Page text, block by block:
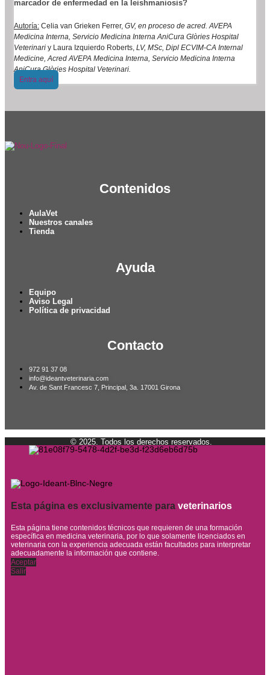
marcador de enfermedad en la leishmaniosis?
Autoría: Celia van Grieken Ferrer, GV, en proceso de acred. AVEPA
Medicina Interna, Servicio Medicina Interna AniCura Glòries Hospital
Veterinari y Laura Izquierdo Roberts, LV, MSc, Dipl ECVIM-CA Internal
Medicine, Acred AVEPA Medicina Interna, Servicio Medicina Interna
AniCura Glòries Hospital Veterinari.
Entra aquí
Contenidos
AulaVet
Nuestros canales
Tienda
Ayuda
Equipo
Aviso Legal
Política de privacidad
Contacto
972 91 37 08
info@ideantveterinaria.com
Av. de Sant Francesc 7, Principal, 3a. 17001 Girona
© 2025. Todos los derechos reservados.
Esta página es exclusivamente para veterinarios
Esta página tiene contenidos técnicos que requieren de una formación
específica en medicina veterinaria, por lo que solamente licenciados en
veterinaria con la experiencia adecuada están facultados para interpretar
adecuadamente la información que contiene.
Aceptar
Salir